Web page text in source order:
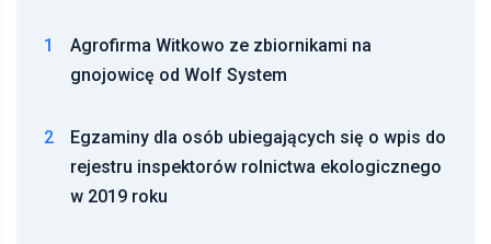
1
Agrofirma Witkowo ze zbiornikami na
gnojowicę od Wolf System
2
Egzaminy dla osób ubiegających się o wpis do
rejestru inspektorów rolnictwa ekologicznego
w 2019 roku